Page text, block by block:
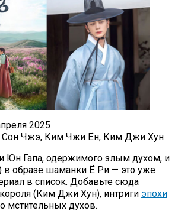
2025
Чжэ, Ким Чжи Ён, Ким Джи Хун
Юн Гапа, одержимого злым духом, и
образе шаманки Ё Ри — это уже
в список. Добавьте сюда
(Ким Джи Хун), интриги эпохи
мстительных духов.